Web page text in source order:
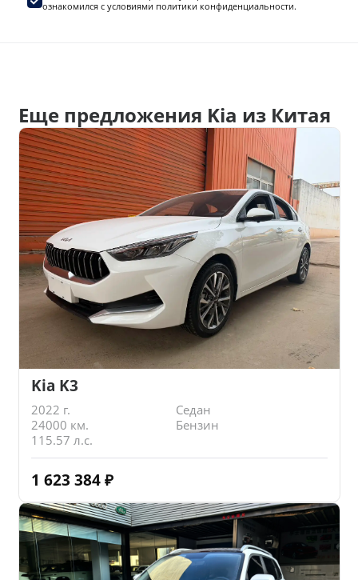
ознакомился с условиями политики конфиденциальности.
Еще предложения Kia из Китая
Kia K3
2022 г.
Седан
24000 км.
Бензин
115.57 л.с.
1 623 384 ₽